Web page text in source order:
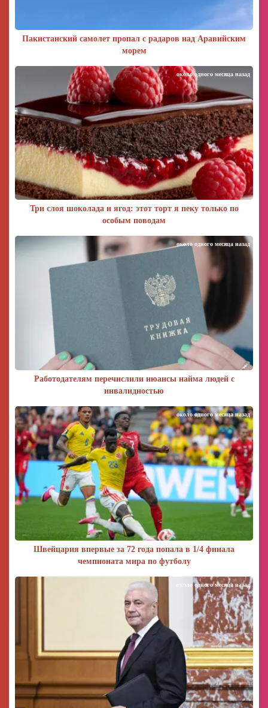
Пакистанский самолет пропал с радаров над Аравийским
морем
Три слоя шоколада и ягод: этот торт я пеку только по
особым поводам
около одного месяца назад
Работодателям перечислили нюансы найма людей с
инвалидностью
около одного месяца назад
Швейцария впервые за 72 года попала в 1/4 финала
чемпионата мира по футболу
около одного месяца назад
около одного месяца назад